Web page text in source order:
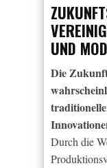
UND
Die
Durch die